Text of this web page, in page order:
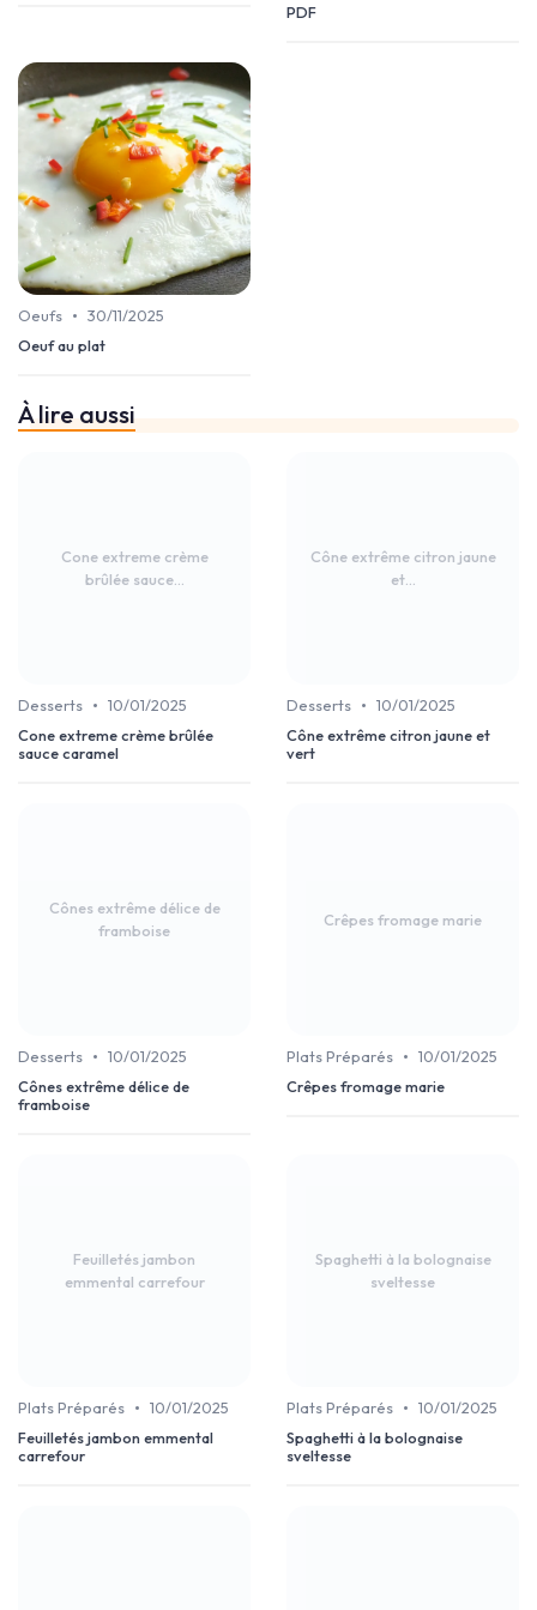
PDF
Oeufs • 30/11/2025
Oeuf au plat
À lire aussi
Cone extreme crème
brûlée sauce...
Desserts • 10/01/2025
Cone extreme crème brûlée
sauce caramel
Cône extrême citron jaune
et...
Desserts • 10/01/2025
Cône extrême citron jaune et
vert
Cônes extrême délice de
framboise
Desserts • 10/01/2025
Cônes extrême délice de
framboise
Crêpes fromage marie
Plats Préparés • 10/01/2025
Crêpes fromage marie
Feuilletés jambon
emmental carrefour
Plats Préparés • 10/01/2025
Feuilletés jambon emmental
carrefour
Spaghetti à la bolognaise
sveltesse
Plats Préparés • 10/01/2025
Spaghetti à la bolognaise
sveltesse